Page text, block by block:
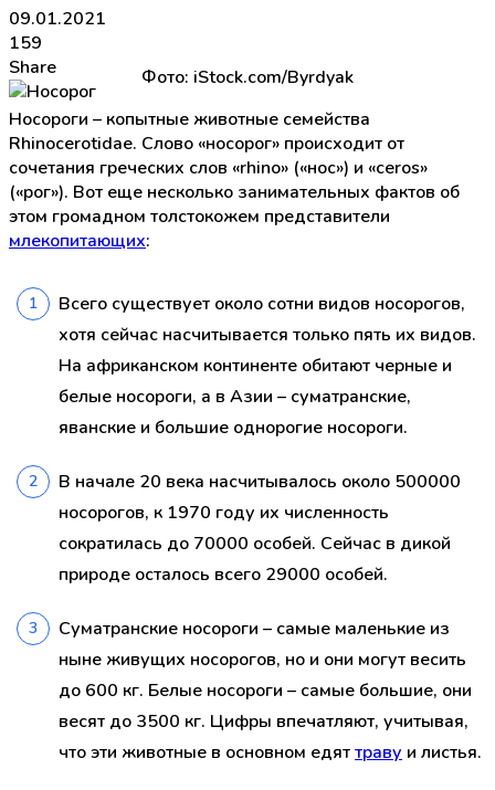
09.01.2021
159
Share
Фото: iStock.com/Byrdyak
Носороги – копытные животные семейства
Rhinocerotidae. Слово «носорог» происходит от
сочетания греческих слов «rhino» («нос») и «ceros»
(«рог»). Вот еще несколько занимательных фактов об
этом громадном толстокожем представители
млекопитающих:
Всего существует около сотни видов носорогов,
хотя сейчас насчитывается только пять их видов.
На африканском континенте обитают черные и
белые носороги, а в Азии – суматранские,
яванские и большие однорогие носороги.
В начале 20 века насчитывалось около 500000
носорогов, к 1970 году их численность
сократилась до 70000 особей. Сейчас в дикой
природе осталось всего 29000 особей.
Суматранские носороги – самые маленькие из
ныне живущих носорогов, но и они могут весить
до 600 кг. Белые носороги – самые большие, они
весят до 3500 кг. Цифры впечатляют, учитывая,
что эти животные в основном едяттраву и листья.